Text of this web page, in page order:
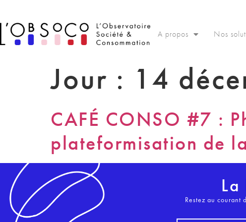
A propos Nos
Jour : 14
CAFÉ CONSO #7 :
plateformisation de
Restez au courant